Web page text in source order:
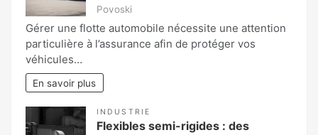
Povoski
Gérer une flotte automobile nécessite une attention
particulière à l’assurance afin de protéger vos
véhicules…
En savoir plus
INDUSTRIE
Flexibles semi-rigides : des